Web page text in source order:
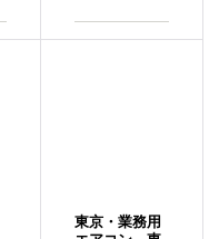
東京・業務用